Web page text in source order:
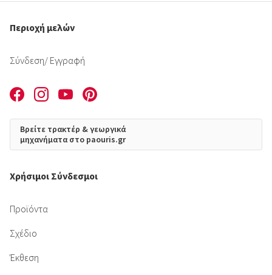
Περιοχή μελών
Σύνδεση/ Εγγραφή
Βρείτε τρακτέρ & γεωργικά
μηχανήματα στο paouris.gr
Χρήσιμοι Σύνδεσμοι
Προϊόντα
Σχέδιο
Έκθεση